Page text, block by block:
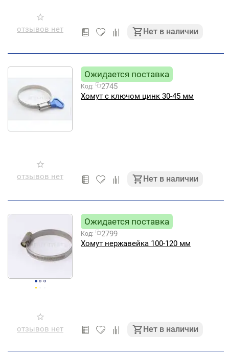
отзывов нет Нет в наличии
отзывов нет
Ожидается поставка
Код:
2745
Хомут с ключом цинк 30-45 мм
Нет в наличии
отзывов нет
Ожидается поставка
Код:
2799
Хомут нержавейка 100-120 мм
Нет в наличии